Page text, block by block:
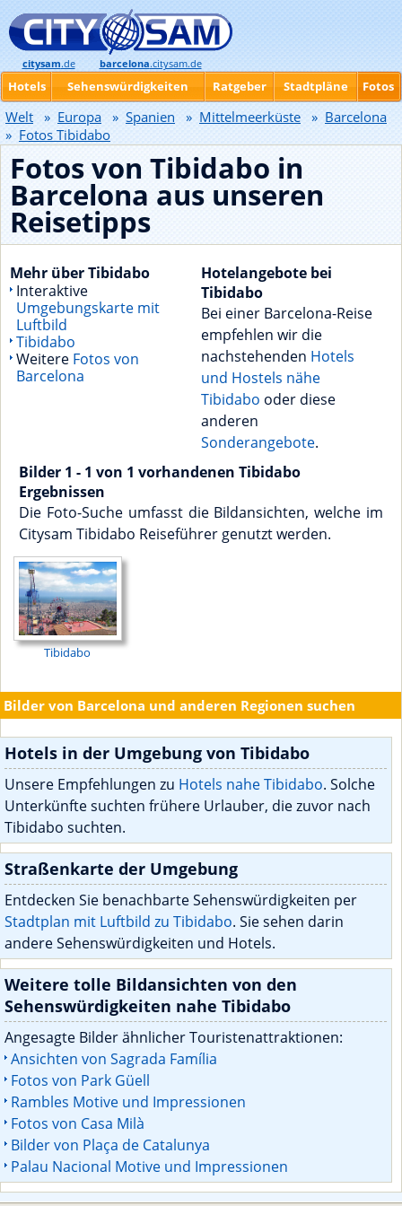
Fotos von Tibidabo in
Barcelona aus unseren
Reisetipps
Mehr über Tibidabo
Interaktive
Umgebungskarte mit
Luftbild
Tibidabo
Weitere Fotos von
Barcelona
Hotelangebote bei
Tibidabo
Bei einer Barcelona-Reise
empfehlen wir die
nachstehenden Hotels
und Hostels nähe
Tibidabo oder diese
anderen
Sonderangebote.
Bilder 1 - 1 von 1 vorhandenen Tibidabo
Ergebnissen
Die Foto-Suche umfasst die Bildansichten, welche im
Citysam Tibidabo Reiseführer genutzt werden.
Tibidabo
Bilder von Barcelona und anderen Regionen suchen
Hotels in der Umgebung von Tibidabo
Unsere Empfehlungen zu Hotels nahe Tibidabo. Solche
Unterkünfte suchten frühere Urlauber, die zuvor nach
Tibidabo suchten.
Straßenkarte der Umgebung
Entdecken Sie benachbarte Sehenswürdigkeiten per
Stadtplan mit Luftbild zu Tibidabo. Sie sehen darin
andere Sehenswürdigkeiten und Hotels.
Weitere tolle Bildansichten von den
Sehenswürdigkeiten nahe Tibidabo
Angesagte Bilder ähnlicher Touristenattraktionen:
Ansichten von Sagrada Família
Fotos von Park Güell
Rambles Motive und Impressionen
Fotos von Casa Milà
Bilder von Plaça de Catalunya
Palau Nacional Motive und Impressionen
citysam.de barcelona.citysam.de
Hotels Sehenswürdigkeiten Ratgeber Stadtpläne Fotos
Welt » Europa » Spanien » Mittelmeerküste » Barcelona
» Fotos Tibidabo